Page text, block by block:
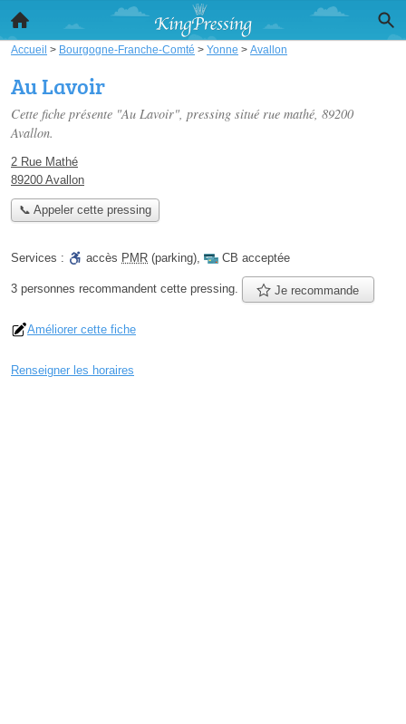
Accueil > Bourgogne-Franche-Comté > Yonne > Avallon
Au Lavoir
Cette fiche présente "Au Lavoir", pressing situé rue mathé, 89200
Avallon.
2 Rue Mathé
89200 Avallon
📞 Appeler cette pressing
Services : accès PMR (parking), CB acceptée
3 personnes recommandent cette pressing. Je recommande
Améliorer cette fiche
Renseigner les horaires